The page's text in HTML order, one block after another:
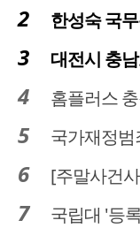
한성숙 국
대전시 충남
홈플러스 충청
국가재정범죄 수
[주말사건사고] 폭염
국립대 '등록